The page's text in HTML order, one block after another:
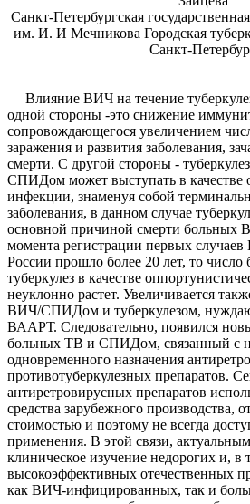
Санкт-Петербургская
им. И. И Мечникова Городская
Санкт-
Влияние ВИЧ на течение
одной стороны -это снижение
сопровождающегося увеличением
заражения и развития заболевания,
смерти. С другой стороны -
СПИДом может выступать в качестве
инфекции, знаменуя собой
заболевания, в данном случае
основной причиной смерти
момента регистрации первых
России прошло более 20 лет, то
туберкулез в качестве
неуклонно растет. Увеличивается
ВИЧ/СПИДом и туберкулезом,
ВААРТ. Следовательно, появился
больных ТВ и СПИДом, связанный с
одновременного назначения
противотуберкулезных препаратов.
антиретровирусных препаратов
средства зарубежного производства,
стоимостью и поэтому не всегда
применения. В этой связи, актуальным
клиническое изучение недорогих и, в
высокоэффективных отечественных
как ВИЧ-инфицированных, так и